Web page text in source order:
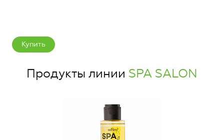
Купить
Продукты линии SPA SALON